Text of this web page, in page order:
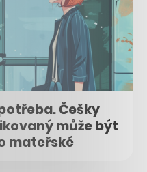
Češky
může být
mateřské